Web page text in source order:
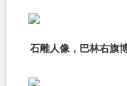
石雕人像，巴林右旗